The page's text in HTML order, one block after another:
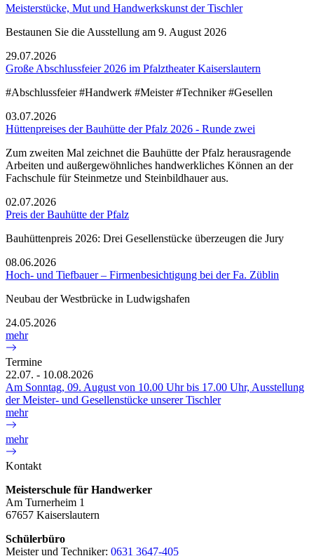
Meisterstücke, Mut und Handwerkskunst der Tischler
Bestaunen Sie die Ausstellung am 9. August 2026
29.07.2026
Große Abschlussfeier 2026 im Pfalztheater Kaiserslautern
#Abschlussfeier #Handwerk #Meister #Techniker #Gesellen
03.07.2026
Hüttenpreises der Bauhütte der Pfalz 2026 - Runde zwei
Zum zweiten Mal zeichnet die Bauhütte der Pfalz herausragende
Arbeiten und außergewöhnliches handwerkliches Können an der
Fachschule für Steinmetze und Steinbildhauer aus.
02.07.2026
Preis der Bauhütte der Pfalz
Bauhüttenpreis 2026: Drei Gesellenstücke überzeugen die Jury
08.06.2026
Hoch- und Tiefbauer – Firmenbesichtigung bei der Fa. Züblin
Neubau der Westbrücke in Ludwigshafen
24.05.2026
mehr
Termine
22.07. - 10.08.2026
Am Sonntag, 09. August von 10.00 Uhr bis 17.00 Uhr, Ausstellung
der Meister- und Gesellenstücke unserer Tischler
mehr
mehr
Kontakt
Meisterschule für Handwerker
Am Turnerheim 1
67657 Kaiserslautern
Schülerbüro
Meister und Techniker: 0631 3647-405